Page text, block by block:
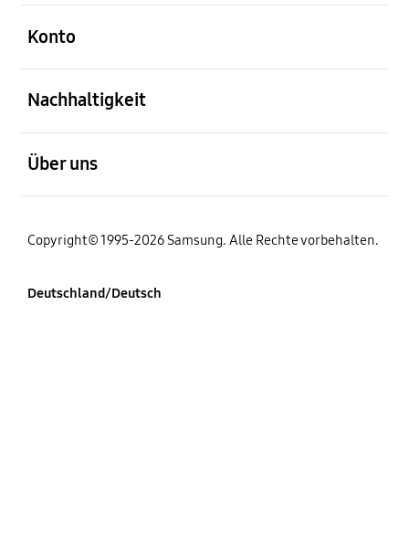
Konto
Nachhaltigkeit
Über uns
Copyright© 1995-2026 Samsung. Alle Rechte vorbehalten.
Deutschland/Deutsch